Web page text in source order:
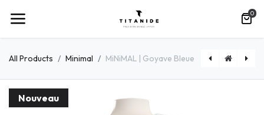
0
All Products Minimal MiNiMAL | Goyave Bleue
Nouveau